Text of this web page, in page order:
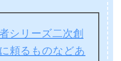
シリーズ二次創
頼るものなどあ